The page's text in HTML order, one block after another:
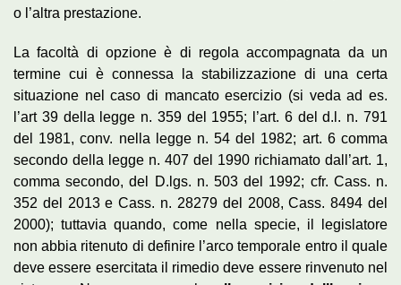
o l’altra prestazione.
La facoltà di opzione è di regola accompagnata da un
termine cui è connessa la stabilizzazione di una certa
situazione nel caso di mancato esercizio (si veda ad es.
l’art 39 della legge n. 359 del 1955; l’art. 6 del d.l. n. 791
del 1981, conv. nella legge n. 54 del 1982; art. 6 comma
secondo della legge n. 407 del 1990 richiamato dall’art. 1,
comma secondo, del D.lgs. n. 503 del 1992; cfr. Cass. n.
352 del 2013 e Cass. n. 28279 del 2008, Cass. 8494 del
2000); tuttavia quando, come nella specie, il legislatore
non abbia ritenuto di definire l’arco temporale entro il quale
deve essere esercitata il rimedio deve essere rinvenuto nel